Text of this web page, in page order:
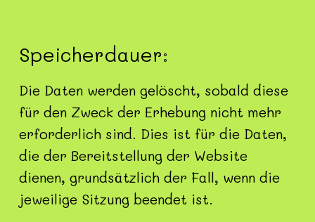
Speicherdauer:
Die Daten werden gelöscht, sobald diese
für den Zweck der Erhebung nicht mehr
erforderlich sind. Dies ist für die Daten,
die der Bereitstellung der Website
dienen, grundsätzlich der Fall, wenn die
jeweilige Sitzung beendet ist.